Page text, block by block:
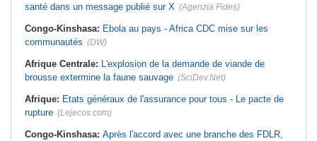
santé dans un message publié sur X (Agenzia Fides)
Congo-Kinshasa: Ebola au pays - Africa CDC mise sur les
communautés (DW)
Afrique Centrale: L'explosion de la demande de viande de
brousse extermine la faune sauvage (SciDev.Net)
Afrique: Etats généraux de l'assurance pour tous - Le pacte de
rupture (Lejecos.com)
Congo-Kinshasa: Après l'accord avec une branche des FDLR,